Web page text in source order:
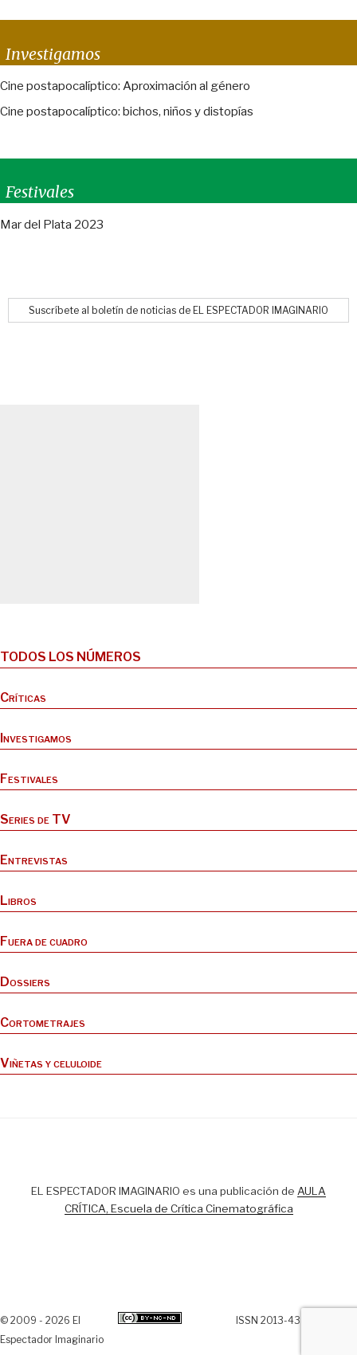
Investigamos
Cine postapocalíptico: Aproximación al género
Cine postapocalíptico: bichos, niños y distopías
Festivales
Mar del Plata 2023
Suscríbete al boletín de noticias de EL ESPECTADOR IMAGINARIO
TODOS LOS NÚMEROS
Críticas
Investigamos
Festivales
Series de TV
Entrevistas
Libros
Fuera de cuadro
Dossiers
Cortometrajes
Viñetas y celuloide
EL ESPECTADOR IMAGINARIO es una publicación de AULA
CRÍTICA, Escuela de Crítica Cinematográfica
© 2009 - 2026 El
Espectador Imaginario
ISSN 2013-438X